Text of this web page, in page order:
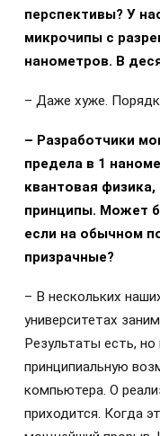
перспективы? У
микрочипы с
нанометров. В
– Даже хуже.
– Разработчики
предела в 1
квантовая
принципы. Может
если на обычном
призрачные?
– В нескольких
университетах
Результаты есть,
принципиальную
компьютера. О
приходится. Когда